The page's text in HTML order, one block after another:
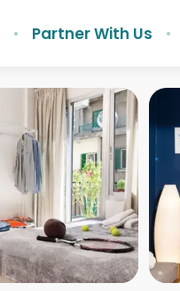
Partner With Us